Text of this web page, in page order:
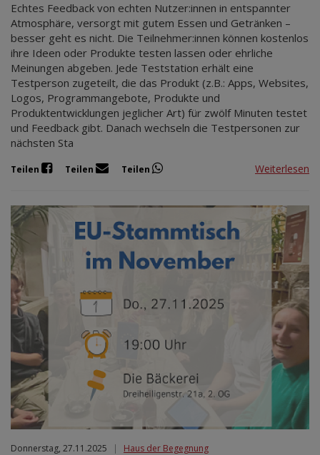
Echtes Feedback von echten Nutzer:innen in entspannter
Atmosphäre, versorgt mit gutem Essen und Getränken –
besser geht es nicht. Die Teilnehmer:innen können kostenlos
ihre Ideen oder Produkte testen lassen oder ehrliche
Meinungen abgeben. Jede Teststation erhält eine
Testperson zugeteilt, die das Produkt (z.B.: Apps, Websites,
Logos, Programmangebote, Produkte und
Produktentwicklungen jeglicher Art) für zwölf Minuten testet
und Feedback gibt. Danach wechseln die Testpersonen zur
nächsten Sta
Teilen Teilen Teilen Weiterlesen
Donnerstag, 27.11.2025 | Haus der Begegnung